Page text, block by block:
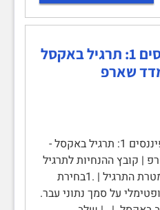
שוקי הון וכלים פיננסים 1: תרגיל באקסל
מדד שארפ
שוקי הון וכלים פיננסים 1: תרגיל באקסל -
| קובץ ההנחיות לתרגיל
ניתוח מניות באקסל | | מטרת התרגיל | .1בחירת
על סמך נתוני עבר.